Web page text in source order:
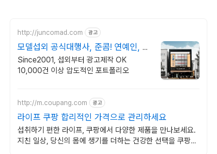
http://juncomad.com 광고
모델섭외 공식대행사, 준콤! 연예인, 유
튜버, 인플루언서
Since2001, 섭외부터 광고제작 OK
10,000건 이상 압도적인 포트폴리오
http://m.coupang.com 광고
라이프 쿠팡 합리적인 가격으로 관리하세요
섭취하기 편한 라이프, 쿠팡에서 다양한 제품을 만나보세요.
지친 일상, 당신의 몸에 생기를 더하는 건강한 선택을 쿠팡에